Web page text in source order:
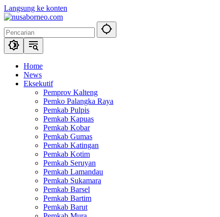
Langsung ke konten
Home
News
Eksekutif
Pemprov Kalteng
Pemko Palangka Raya
Pemkab Pulpis
Pemkab Kapuas
Pemkab Kobar
Pemkab Gumas
Pemkab Katingan
Pemkab Kotim
Pemkab Seruyan
Pemkab Lamandau
Pemkab Sukamara
Pemkab Barsel
Pemkab Bartim
Pemkab Barut